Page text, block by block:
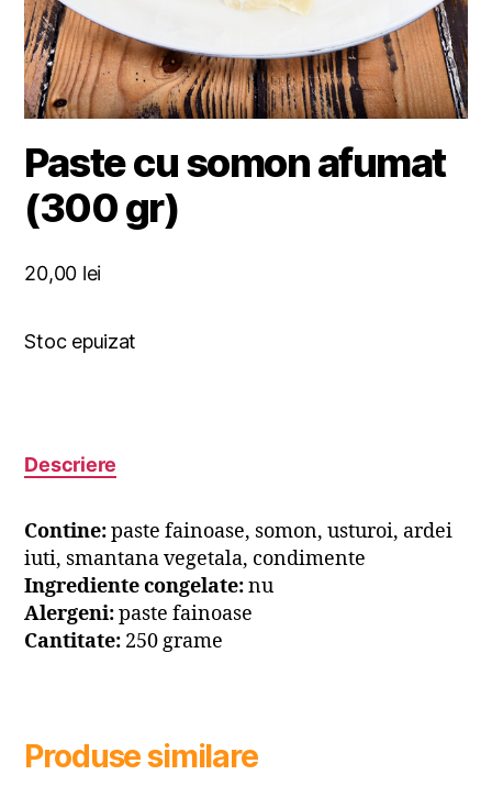
Paste cu somon afumat
(300 gr)
20,00 lei
Stoc epuizat
Descriere
Contine:paste fainoase, somon, usturoi, ardei
iuti, smantana vegetala, condimente
Ingrediente congelate:nu
Alergeni:paste fainoase
Cantitate: 250 grame
Produse similare